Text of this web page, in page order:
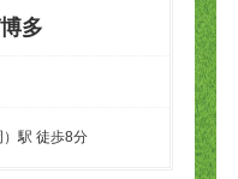
多
駅 徒歩8分